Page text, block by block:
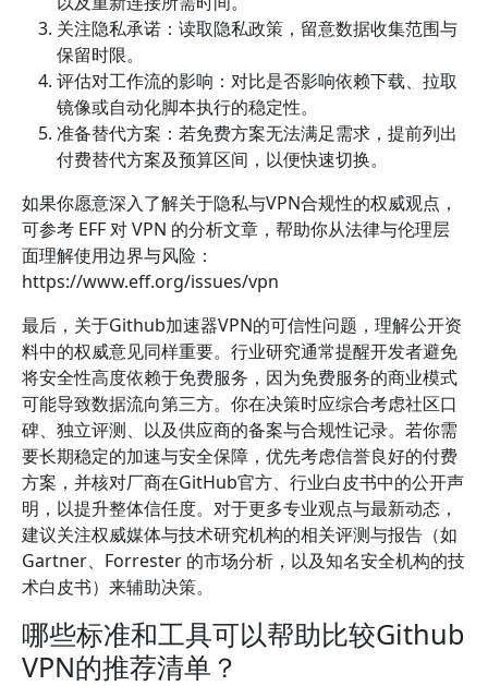
关注隐私承诺：读取隐私政策，留意数据收集范围与
保留时限。
评估对工作流的影响：对比是否影响依赖下载、拉取
镜像或自动化脚本执行的稳定性。
准备替代方案：若免费方案无法满足需求，提前列出
付费替代方案及预算区间，以便快速切换。
如果你愿意深入了解关于隐私与VPN合规性的权威观点，
可参考 EFF 对 VPN 的分析文章，帮助你从法律与伦理层
面理解使用边界与风险：
https://www.eff.org/issues/vpn
最后，关于Github加速器VPN的可信性问题，理解公开资
料中的权威意见同样重要。行业研究通常提醒开发者避免
将安全性高度依赖于免费服务，因为免费服务的商业模式
可能导致数据流向第三方。你在决策时应综合考虑社区口
碑、独立评测、以及供应商的备案与合规性记录。若你需
要长期稳定的加速与安全保障，优先考虑信誉良好的付费
方案，并核对厂商在GitHub官方、行业白皮书中的公开声
明，以提升整体信任度。对于更多专业观点与最新动态，
建议关注权威媒体与技术研究机构的相关评测与报告（如
Gartner、Forrester 的市场分析，以及知名安全机构的技
术白皮书）来辅助决策。
哪些标准和工具可以帮助比较Github
VPN的推荐清单？